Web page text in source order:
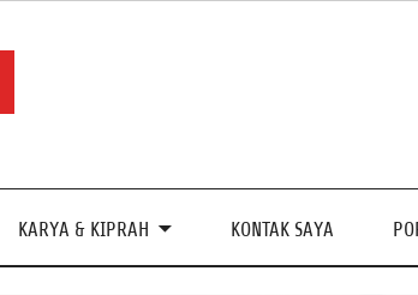
KARYA & KIPRAH KONTAK SAYA